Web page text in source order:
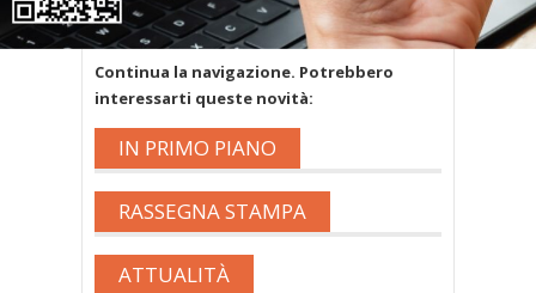
messaggio.
Continua la navigazione. Potrebbero
interessarti queste novità:
IN PRIMO PIANO
RASSEGNA STAMPA
ATTUALITÀ